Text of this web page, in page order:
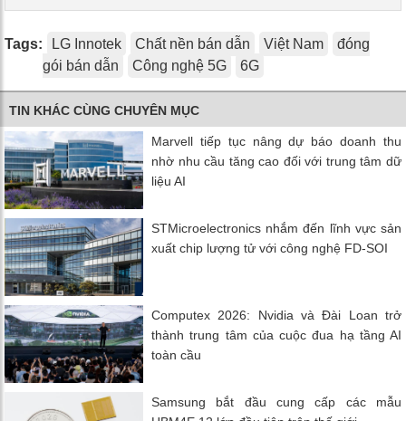
Tags: LG Innotek Chất nền bán dẫn Việt Nam
đóng
gói bán dẫn
Công nghệ 5G 6G
TIN KHÁC CÙNG CHUYÊN MỤC
Marvell tiếp tục nâng dự báo doanh thu
nhờ nhu cầu tăng cao đối với trung tâm dữ
liệu AI
STMicroelectronics nhắm đến lĩnh vực sản
xuất chip lượng tử với công nghệ FD-SOI
Computex 2026: Nvidia và Đài Loan trở
thành trung tâm của cuộc đua hạ tầng AI
toàn cầu
Samsung bắt đầu cung cấp các mẫu